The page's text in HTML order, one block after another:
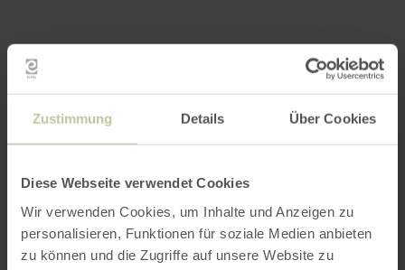
Zustimmung Details Über Cookies
Diese Webseite verwendet Cookies
Wir verwenden Cookies, um Inhalte und Anzeigen zu
personalisieren, Funktionen für soziale Medien anbieten
zu können und die Zugriffe auf unsere Website zu